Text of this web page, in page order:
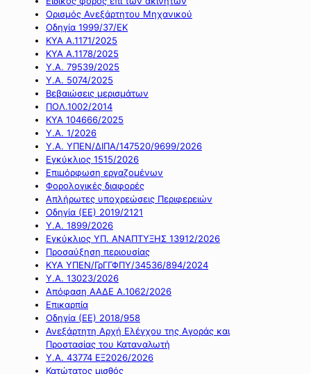
Ορισμός Ανεξάρτητου Μηχανικού
Οδηγία 1999/37/ΕΚ
ΚΥΑ Α.1171/2025
ΚΥΑ Α.1178/2025
Υ.Α. 79539/2025
Υ.Α. 5074/2025
Βεβαιώσεις μερισμάτων
ΠΟΛ.1002/2014
ΚΥΑ 104666/2025
Υ.Α. 1/2026
Υ.Α. ΥΠΕΝ/ΔΙΠΑ/147520/9699/2026
Εγκύκλιος 1515/2026
Επιμόρφωση εργαζομένων
Φορολογικές διαφορές
Απλήρωτες υποχρεώσεις Περιφερειών
Οδηγία (ΕΕ) 2019/2121
Υ.Α. 1899/2026
Εγκύκλιος ΥΠ. ΑΝΑΠΤΥΞΗΣ 13912/2026
Προσαύξηση περιουσίας
ΚΥΑ ΥΠΕΝ/ΓρΓΓΦΠΥ/34536/894/2024
Υ.Α. 13023/2026
Απόφαση ΑΑΔΕ Α.1062/2026
Επικαρπία
Οδηγία (ΕΕ) 2018/958
Ανεξάρτητη Αρχή Ελέγχου της Αγοράς και
Προστασίας του Καταναλωτή
Υ.Α. 43774 ΕΞ2026/2026
Κατώτατος μισθός